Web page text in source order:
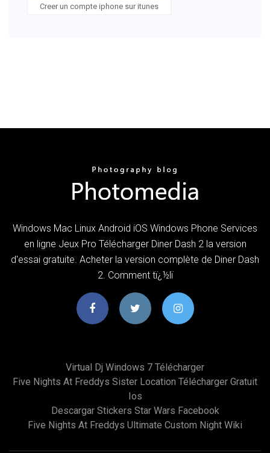
Creer un compte iphone sur itunes
Windows Mac Linux Android iOS Windows Phone Services
en ligne Jeux Pro Télécharger Diner Dash 2 la version
d'essai gratuite. Acheter la version complète de Diner Dash
2. Comment tï¿½lï
Virtual Dj Windows 7 Télécharger
Five Nights At Freddys Sister Location Télécharger Gratuit
Ios
Descargar Stickers Star Wars Facebook
Five Nights At Freddys Ultimate Custom Night Wiki